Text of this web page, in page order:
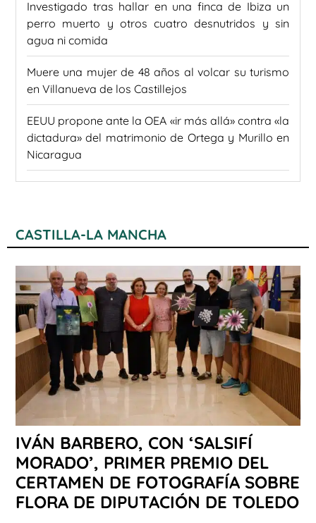
Investigado tras hallar en una finca de Ibiza un
perro muerto y otros cuatro desnutridos y sin
agua ni comida
Muere una mujer de 48 años al volcar su turismo
en Villanueva de los Castillejos
EEUU propone ante la OEA «ir más allá» contra «la
dictadura» del matrimonio de Ortega y Murillo en
Nicaragua
CASTILLA-LA MANCHA
IVÁN BARBERO, CON ‘SALSIFÍ
MORADO’, PRIMER PREMIO DEL
CERTAMEN DE FOTOGRAFÍA SOBRE
FLORA DE DIPUTACIÓN DE TOLEDO